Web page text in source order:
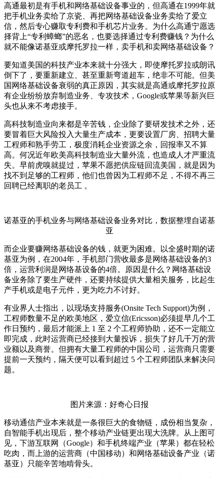
高通最初是有手机和网络基础设备事业的，但高通在1999年就
把手机业务卖给了京瓷、再把网络基础设备业务卖给了爱立
信，然后专心赚取专利费和手机芯片业务。为什么高通宁愿选
择背上“专利蟑螂”的恶名，也要选择通过专利费赚钱？为什么
就不能像诺基亚或摩托罗拉一样，卖手机和卖网络基础设备？
要知道美国的科技产业本来就十分强大，即使摩托罗拉或朗讯
倒下了，要重新建立、甚至重新弯道超车，绝非不可能。但美
国网络基础设备衰弱的真正原因，其实就是高通或摩托罗拉原
有企业纷纷放弃制造业务、专攻技术，Google或苹果等新兴巨
头也从来不考虑接手。
高科技制造业向来都是辛苦钱，企业除了要研发技术之外，还
要冒着巨大风险投入大量生产成本，更要设置厂房、招聘大量
工程师和熟手劳工，极度消耗企业资源之余，回报率又不算
高。何况近年欧美高科技制造业大量外流，也造成人才严重流
失。早前虎嗅就提过，苹果不愿把供应链回流美国，就是因为
找不到足够的工程师，他们也曾因为工程师不足，不得不再三
回聘已经离职的老员工 。
诺基亚的手机业务与网络基础设备业务对比，数据整埋自诺基
亚
而企业要赚网络基础设备的钱，就更为困难。以全盛时期的诺
基亚为例，在2004年，手机部门营收最多是网络基础设备的3
倍，运营利润是网络基设备的4倍。原因是什么？网络基础设
备业务除了要生产硬件，还要持续提供大量相关服务，比起生
产手机或是电子元件，更为吃力不讨好。
有业界人士指出，以现场支持服务(Onsite Tech Support)为例，
工程师数量不足的欧美地区，爱立信(Ericsson)必须提早几个工
作日预约，最后才能派上 1 至 2 个工程师协助，还不一定能立
即完成，此时运营商已经接到大量投诉，损失了好几千万的营
业额以及商誉。但拥有大量工程师的中国公司，运营商只需要
提前一天预约，隔天便可以看到超过 5 个工程师团队来解决问
题。
图片来源：好奇心日报
移动通信产业本来就是一条很巨大的食物链，成份相当复杂，
自智能手机出现后，整个移动产业链更出现大洗牌。从上图可
见，下游互联网（Google）和手机终端产业（苹果）都在轻松
吃肉，而上游的运营商（中国移动）和网络基础设备产业（诺
基亚）只能辛苦地啃骨头。